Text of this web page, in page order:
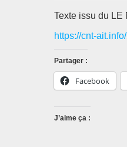
Texte issu du
https://cnt-
Partager :
Facebook
J’aime ça :